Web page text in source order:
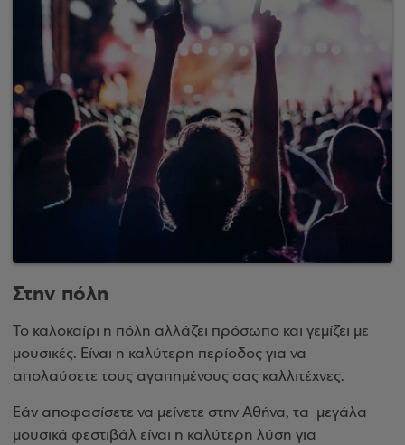
Στην πόλη
Το καλοκαίρι η πόλη αλλάζει πρόσωπο και γεμίζει με
μουσικές. Είναι η καλύτερη περίοδος για να
απολαύσετε τους αγαπημένους σας καλλιτέχνες.
Εάν αποφασίσετε να μείνετε στην Αθήνα, τα μεγάλα
μουσικά φεστιβάλ είναι η καλύτερη λύση για